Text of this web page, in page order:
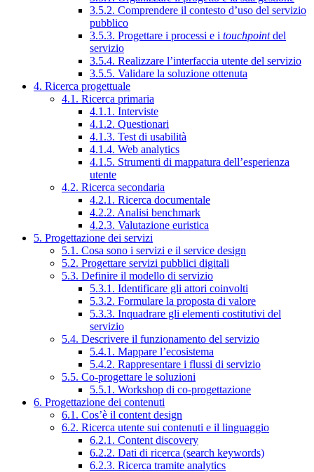
3.5.2. Comprendere il contesto d’uso del servizio
pubblico
3.5.3. Progettare i processi e i touchpointdel
servizio
3.5.4. Realizzare l’interfaccia utente del servizio
3.5.5. Validare la soluzione ottenuta
4. Ricerca progettuale
4.1. Ricerca primaria
4.1.1. Interviste
4.1.2. Questionari
4.1.3. Test di usabilità
4.1.4. Web analytics
4.1.5. Strumenti di mappatura dell’esperienza
utente
4.2. Ricerca secondaria
4.2.1. Ricerca documentale
4.2.2. Analisi benchmark
4.2.3. Valutazione euristica
5. Progettazione dei servizi
5.1. Cosa sono i servizi e il service design
5.2. Progettare servizi pubblici digitali
5.3. Definire il modello di servizio
5.3.1. Identificare gli attori coinvolti
5.3.2. Formulare la proposta di valore
5.3.3. Inquadrare gli elementi costitutivi del
servizio
5.4. Descrivere il funzionamento del servizio
5.4.1. Mappare l’ecosistema
5.4.2. Rappresentare i flussi di servizio
5.5. Co-progettare le soluzioni
5.5.1. Workshop di co-progettazione
6. Progettazione dei contenuti
6.1. Cos’è il content design
6.2. Ricerca utente sui contenuti e il linguaggio
6.2.1. Content discovery
6.2.2. Dati di ricerca (search keywords)
6.2.3. Ricerca tramite analytics